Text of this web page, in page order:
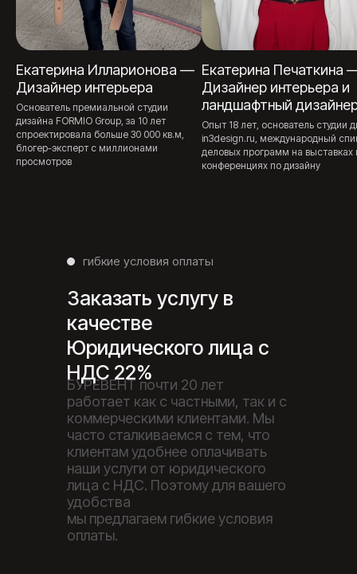
Екатерина Илларионова —
Дизайнер интерьера
Основатель премиальной студии
дизайна FORMIO Group, за 10 лет
спроектировала больше 30 000 кв.м,
блогер-эксперт с миллионами
просмотров
Екатерина Печаткина
Дизайнер интерьера и
ландшафтный
Опыт 18 лет, основатель студии
in3design.ru, международный
деловых программ на выставках
конференциях по дизайну
БУРЕВЕНТ почти 20 лет
работает как с частными, так и с
коммерческими клиентами. Мы
часто сталкиваемся с тем, что
клиентам удобнее оплачивать
наши услуги от юридического
лица с НДС. Поэтому для вашего
удобства
мы предлагаем гибкие условия
оплаты.
Заказать услугу в
качестве
Юридического лица с
НДС 22%
гибкие условия оплаты